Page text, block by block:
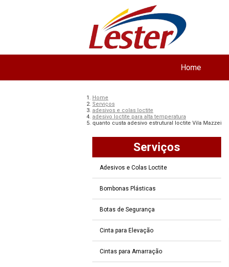
Home
Home
Serviços
adesivos e colas loctite
adesivo loctite para alta temperatura
quanto custa adesivo estrutural loctite Vila Mazzei
Serviços
Adesivos e Colas Loctite
Bombonas Plásticas
Botas de Segurança
Cinta para Elevação
Cintas para Amarração